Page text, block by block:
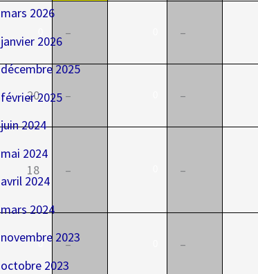
– –
20 – –
18 – –
0 – –
mars 2026
janvier 2026
décembre 2025
février 2025
juin 2024
mai 2024
avril 2024
mars 2024
novembre 2023
octobre 2023